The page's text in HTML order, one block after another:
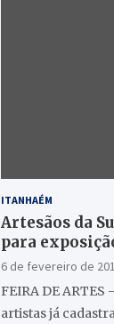
ITANHAÉM
Artesãos da
para
6 de fevereiro de
FEIRA DE
artistas já